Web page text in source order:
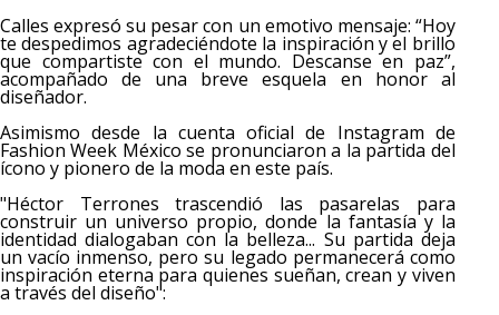
Calles expresó su pesar con un emotivo mensaje: “Hoy
te despedimos agradeciéndote la inspiración y el brillo
que compartiste con el mundo. Descanse en paz”,
acompañado de una breve esquela en honor al
diseñador.
Asimismo desde la cuenta oficial de Instagram de
Fashion Week México se pronunciaron a la partida del
ícono y pionero de la moda en este país.
"Héctor Terrones trascendió las pasarelas para
construir un universo propio, donde la fantasía y la
identidad dialogaban con la belleza... Su partida deja
un vacío inmenso, pero su legado permanecerá como
inspiración eterna para quienes sueñan, crean y viven
a través del diseño":